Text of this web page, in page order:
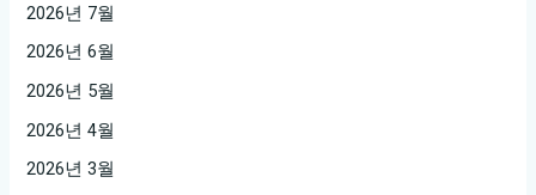
2026년 7월
2026년 6월
2026년 5월
2026년 4월
2026년 3월